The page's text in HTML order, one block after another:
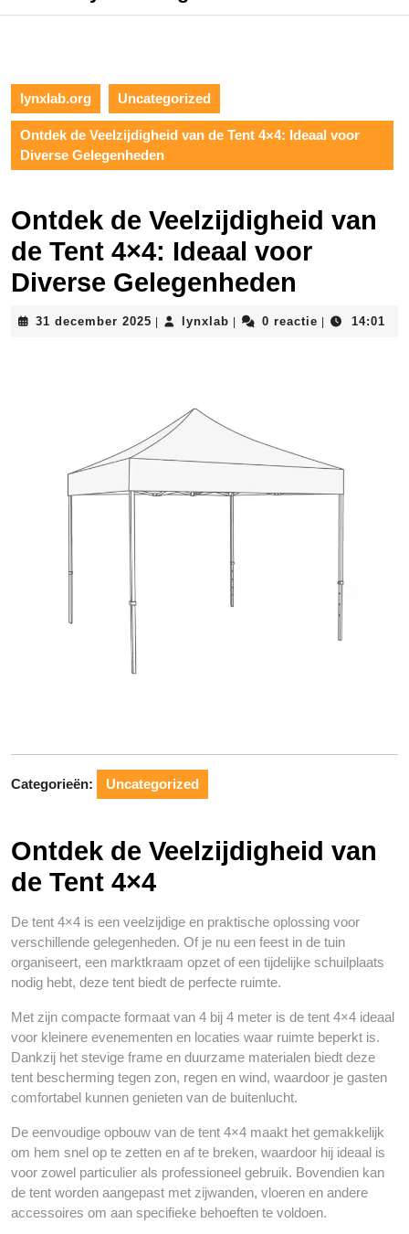
lynxlab.org Uncategorized
Ontdek de Veelzijdigheid van de Tent 4×4: Ideaal voor
Diverse Gelegenheden
Ontdek de Veelzijdigheid van
de Tent 4×4: Ideaal voor
Diverse Gelegenheden
31 december 2025 31
lynxlab lynxlab0 reactie 14:01
Categorieën: Uncategorized
Ontdek de Veelzijdigheid van
de Tent 4×4
De tent 4×4 is een veelzijdige en praktische oplossing voor
verschillende gelegenheden. Of je nu een feest in de tuin
organiseert, een marktkraam opzet of een tijdelijke schuilplaats
nodig hebt, deze tent biedt de perfecte ruimte.
Met zijn compacte formaat van 4 bij 4 meter is de tent 4×4 ideaal
voor kleinere evenementen en locaties waar ruimte beperkt is.
Dankzij het stevige frame en duurzame materialen biedt deze
tent bescherming tegen zon, regen en wind, waardoor je gasten
comfortabel kunnen genieten van de buitenlucht.
De eenvoudige opbouw van de tent 4×4 maakt het gemakkelijk
om hem snel op te zetten en af te breken, waardoor hij ideaal is
voor zowel particulier als professioneel gebruik. Bovendien kan
de tent worden aangepast met zijwanden, vloeren en andere
accessoires om aan specifieke behoeften te voldoen.